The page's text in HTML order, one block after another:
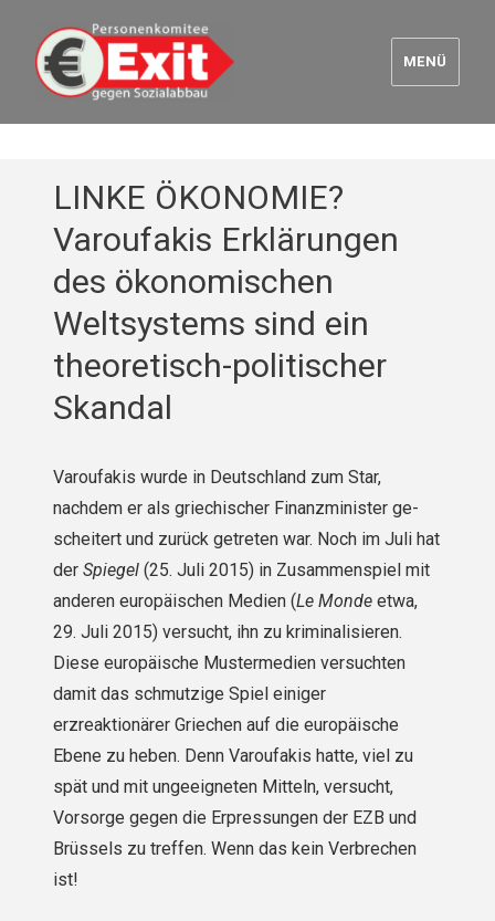
Euro Exit
MENÜ
LINKE ÖKONOMIE?
Varoufakis Erklärungen
des ökonomischen
Weltsystems sind ein
theoretisch-politischer
Skandal
Varoufakis wurde in Deutschland zum Star,
nachdem er als griechischer Finanzminister ge­
scheitert und zurück getreten war. Noch im Juli hat
der Spiegel(25. Juli 2015) in Zusammen­spiel mit
anderen europäischen Medien (Le Mondeetwa,
29. Juli 2015) versucht, ihn zu kriminalisieren.
Diese europäische Mustermedien versuchten
damit das schmutzige Spiel einiger
erzreaktionärer Griechen auf die europäische
Ebene zu heben. Denn Varoufakis hatte, viel zu
spät und mit ungeeigneten Mitteln, versucht,
Vorsorge gegen die Erpressungen der EZB und
Brüssels zu treffen. Wenn das kein Verbrechen
ist!